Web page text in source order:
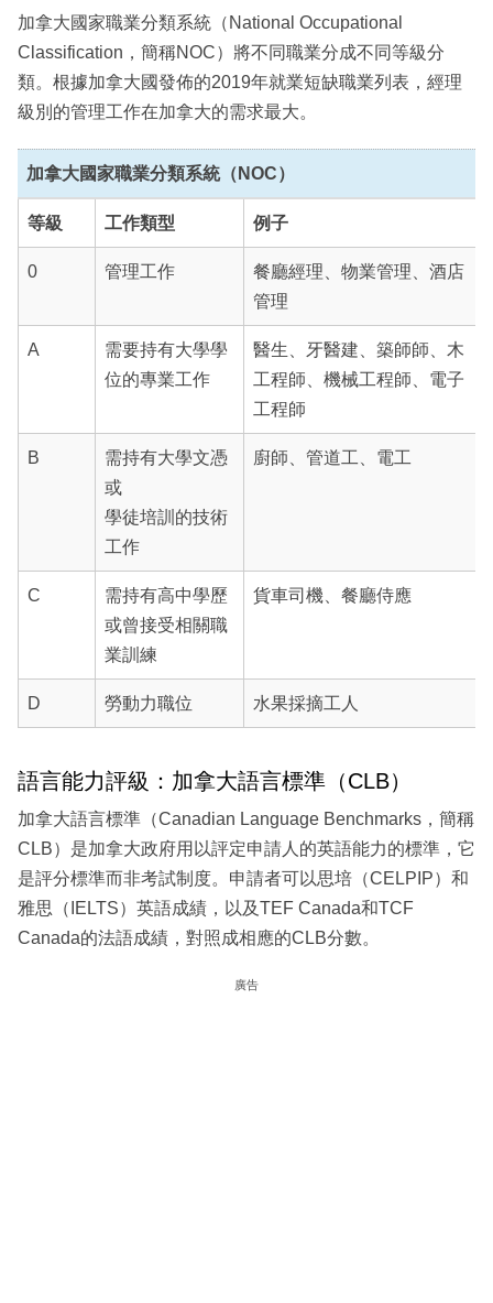
加拿大國家職業分類系統（National Occupational
Classification，簡稱NOC）將不同職業分成不同等級分
類。根據加拿大國發佈的2019年就業短缺職業列表，經理
級別的管理工作在加拿大的需求最大。
加拿大國家職業分類系統（NOC）
等級 工作類型 例子
0 管理工作
餐廳經理、物業管理、酒店
管理
A
需要持有大學學
位的專業工作
醫生、牙醫建、築師師、木
工程師、機械工程師、電子
工程師
B
需持有大學文憑
或
學徒培訓的技術
工作
廚師、管道工、電工
C
需持有高中學歷
或曾接受相關職
業訓練
貨車司機、餐廳侍應
D 勞動力職位 水果採摘工人
語言能力評級：加拿大語言標準（CLB）
加拿大語言標準（Canadian Language Benchmarks，簡稱
CLB）是加拿大政府用以評定申請人的英語能力的標準，它
是評分標準而非考試制度。申請者可以思培（CELPIP）和
雅思（IELTS）英語成績，以及TEF Canada和TCF
Canada的法語成績，對照成相應的CLB分數。
廣告